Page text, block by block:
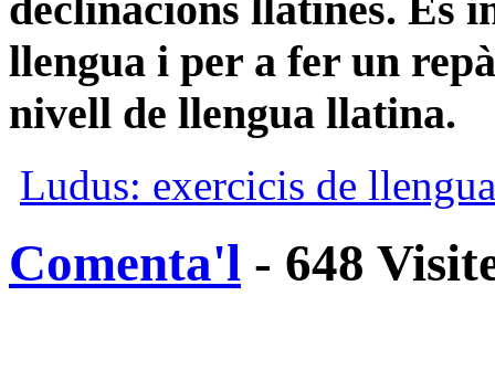
llengua i per a fer un
nivell de llengua llatina.
Ludus: exercicis de
Comenta'l - 648